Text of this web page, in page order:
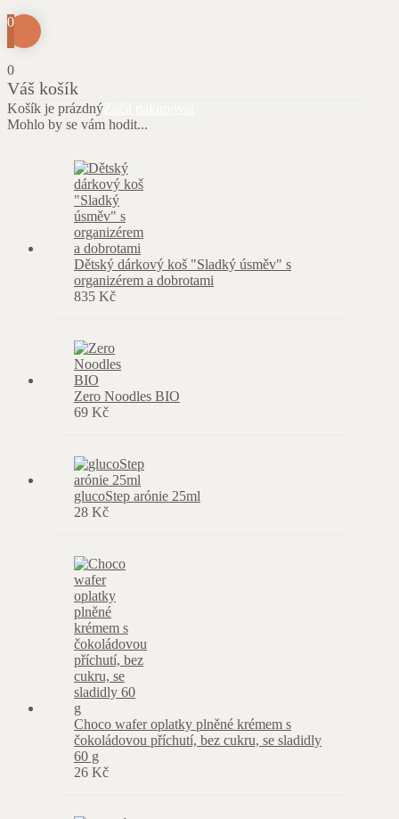
0
0
Váš košík
Košík je prázdný
Mohlo by se vám hodit...
Dětský dárkový koš "Sladký úsměv" s
organizérem a dobrotami
835 Kč
Zero Noodles BIO
69 Kč
glucoStep arónie 25ml
28 Kč
Choco wafer oplatky plněné krémem s
čokoládovou příchutí, bez cukru, se sladidly
60 g
26 Kč